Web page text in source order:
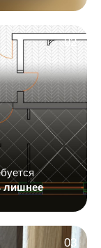
02
лишнее
03